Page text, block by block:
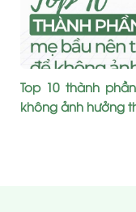
Top 10 thành
không ảnh hưởng